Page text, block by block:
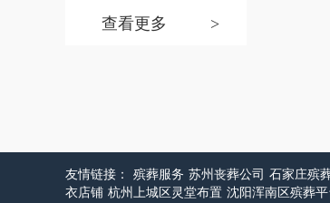
查看更多 >
友情链接： 殡葬服务 苏州丧葬公司 石家庄殡
衣店铺 杭州上城区灵堂布置 沈阳浑南区殡葬平